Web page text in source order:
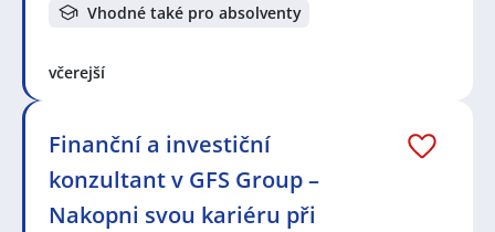
Vhodné také pro absolventy
včerejší
Finanční a investiční
konzultant v GFS Group –
Nakopni svou kariéru při